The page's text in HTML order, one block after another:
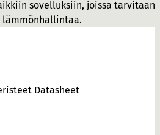
sovelluksiin, joissa tarvitaan
Datasheet